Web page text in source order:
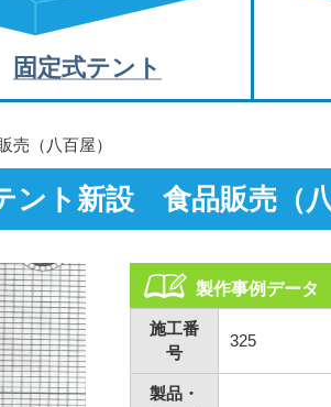
固定式テント
（八百屋）
ント新設 食品販売（八
製作事例データ
施工番
号
325
製品・